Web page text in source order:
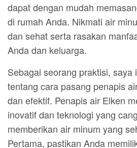
dapat dengan mudah
di rumah Anda. Nikmati air
dan sehat serta rasakan
Anda dan keluarga.
Sebagai seorang praktisi, saya
tentang cara pasang penapis
dan efektif. Penapis air Elken
inovatif dan teknologi yang
memberikan air minum yang
Pertama, pastikan Anda